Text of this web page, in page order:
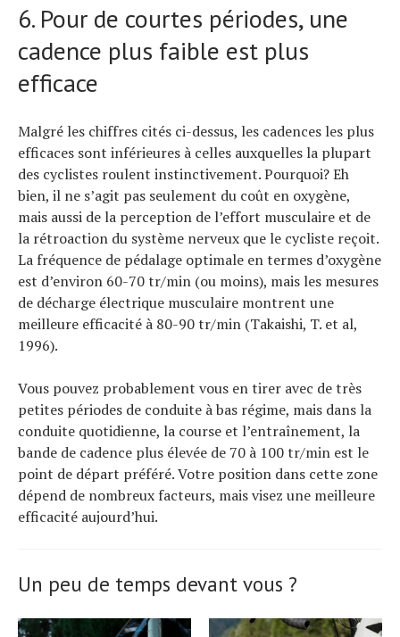
6. Pour de courtes périodes, une
cadence plus faible est plus
efficace
Malgré les chiffres cités ci-dessus, les cadences les plus
efficaces sont inférieures à celles auxquelles la plupart
des cyclistes roulent instinctivement. Pourquoi? Eh
bien, il ne s’agit pas seulement du coût en oxygène,
mais aussi de la perception de l’effort musculaire et de
la rétroaction du système nerveux que le cycliste reçoit.
La fréquence de pédalage optimale en termes d’oxygène
est d’environ 60-70 tr/min (ou moins), mais les mesures
de décharge électrique musculaire montrent une
meilleure efficacité à 80-90 tr/min (Takaishi, T. et al,
1996).
Vous pouvez probablement vous en tirer avec de très
petites périodes de conduite à bas régime, mais dans la
conduite quotidienne, la course et l’entraînement, la
bande de cadence plus élevée de 70 à 100 tr/min est le
point de départ préféré. Votre position dans cette zone
dépend de nombreux facteurs, mais visez une meilleure
efficacité aujourd’hui.
Un peu de temps devant vous ?